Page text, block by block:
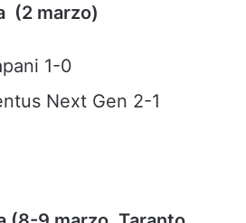
(2 marzo)
1-0
Next Gen 2-1